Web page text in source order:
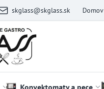
skglass@skglass.sk Domov
Konvektomaty a pece